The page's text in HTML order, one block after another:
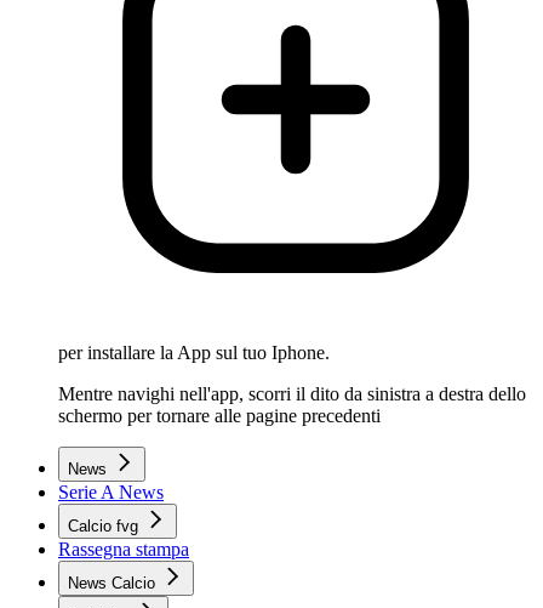
per installare la App sul tuo Iphone.
Mentre navighi nell'app, scorri il dito da sinistra a destra dello
schermo per tornare alle pagine precedenti
News
Serie A News
Calcio fvg
Rassegna stampa
News Calcio